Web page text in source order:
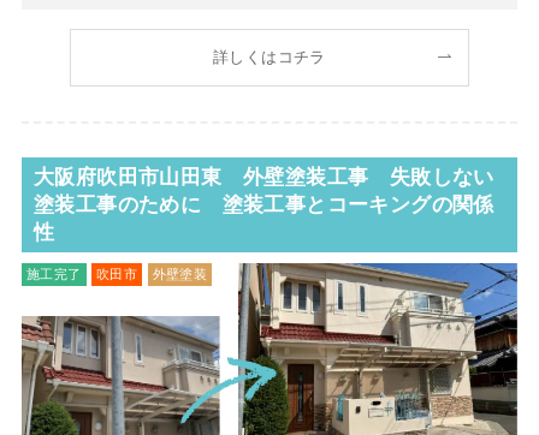
っているとのことで塗装工事も弊社にてご依頼いただきまし
詳しくはコチラ
大阪府吹田市山田東 外壁塗装工事 失敗しない
塗装工事のために 塗装工事とコーキングの関係
性
施工完了 吹田市 外壁塗装